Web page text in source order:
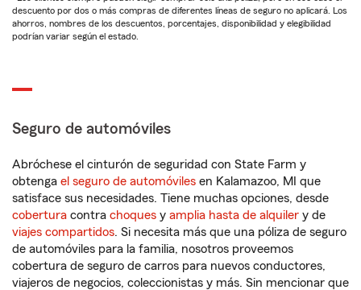
descuento por dos o más compras de diferentes líneas de seguro no aplicará. Los
ahorros, nombres de los descuentos, porcentajes, disponibilidad y elegibilidad
podrían variar según el estado.
Seguro de automóviles
Abróchese el cinturón de seguridad con State Farm y
obtenga el seguro de automóviles en Kalamazoo, MI que
satisface sus necesidades. Tiene muchas opciones, desde
cobertura contra choques y amplia hasta de alquiler y de
viajes compartidos. Si necesita más que una póliza de seguro
de automóviles para la familia, nosotros proveemos
cobertura de seguro de carros para nuevos conductores,
viajeros de negocios, coleccionistas y más. Sin mencionar que